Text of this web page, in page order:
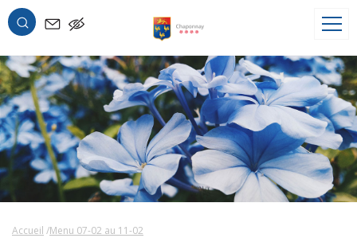
OK
Accueil Menu 07-02 au 11-02